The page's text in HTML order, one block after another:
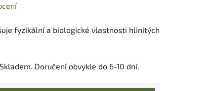
fyzikální a biologické vlastnosti hlinitých
Skladem. Doručení obvykle do 6-10 dní.